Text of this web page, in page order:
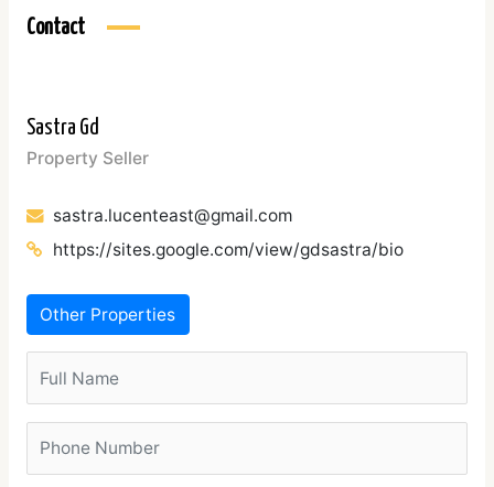
Contact
Sastra Gd
Property Seller
sastra.lucenteast@gmail.com
https://sites.google.com/view/gdsastra/bio
Other Properties